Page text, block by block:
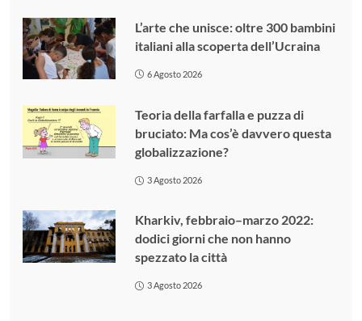
L’arte che unisce: oltre 300 bambini
italiani alla scoperta dell’Ucraina
6 Agosto 2026
Teoria della farfalla e puzza di
bruciato: Ma cos’è davvero questa
globalizzazione?
3 Agosto 2026
Kharkiv, febbraio–marzo 2022:
dodici giorni che non hanno
spezzato la città
3 Agosto 2026